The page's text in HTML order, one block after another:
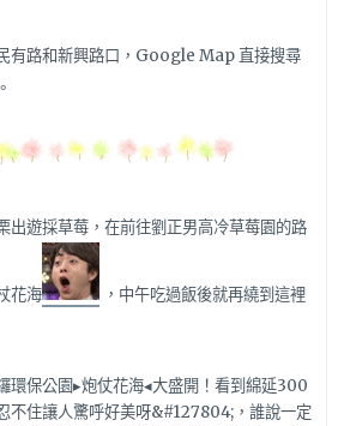
有路和新興路口，Google Map 直接搜尋
出遊採草莓，在前往劉正男高冷草莓園的路
花海
，中午吃過飯後就再繞到這裡